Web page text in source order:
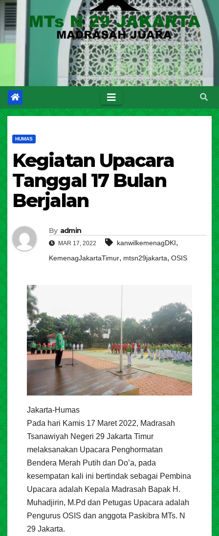
HUMAS
Kegiatan Upacara
Tanggal 17 Bulan
Berjalan
By admin
MAR 17, 2022 kanwilkemenagDKI,
KemenagJakartaTimur, mtsn29jakarta, OSIS
Jakarta-Humas
Pada hari Kamis 17 Maret 2022, Madrasah
Tsanawiyah Negeri 29 Jakarta Timur
melaksanakan Upacara Penghormatan
Bendera Merah Putih dan Do’a, pada
kesempatan kali ini bertindak sebagai Pembina
Upacara adalah Kepala Madrasah Bapak H.
Muhadjirin, M.Pd dan Petugas Upacara adalah
Pengurus OSIS dan anggota Paskibra MTs. N
29 Jakarta.